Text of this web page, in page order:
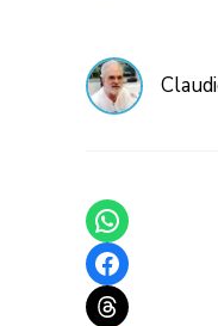
Share on WhatsApp
Share on Facebook
Share on Threads